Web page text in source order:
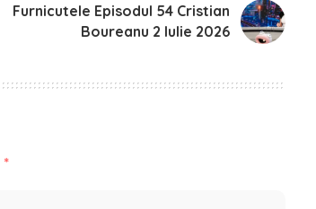
Furnicutele Episodul 54 Cristian
Boureanu 2 Iulie 2026
*